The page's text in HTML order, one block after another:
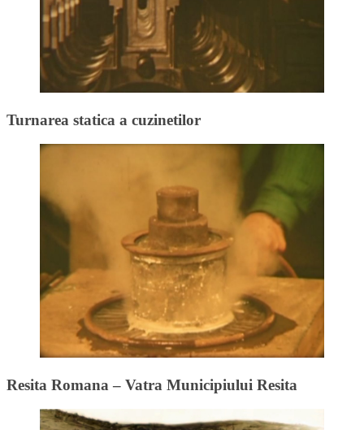
Turnarea statica a cuzinetilor
Resita Romana – Vatra Municipiului Resita